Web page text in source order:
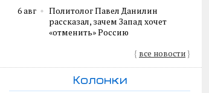
6 авг
Политолог Павел Данилин
рассказал, зачем Запад хочет
«отменить» Россию
{ все новости}
Колонки